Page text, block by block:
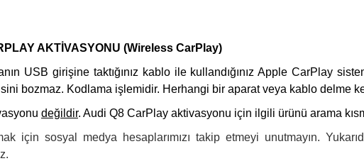
AKTİVASYONU (Wireless CarPlay)
USB girişine taktığınız kablo ile kullandığınız Apple CarPlay
bozmaz. Kodlama işlemidir. Herhangi bir aparat veya kablo delme
değildir. Audi Q8 CarPlay aktivasyonu için ilgili ürünü arama
için sosyal medya hesaplarımızı takip etmeyi unutmayın.